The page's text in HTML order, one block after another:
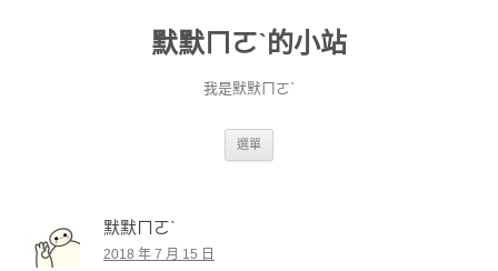
默默ㄇㄛˋ的小站
我是默默ㄇㄛˋ
選單
默默ㄇㄛˋ
2018 年 7 月 15 日